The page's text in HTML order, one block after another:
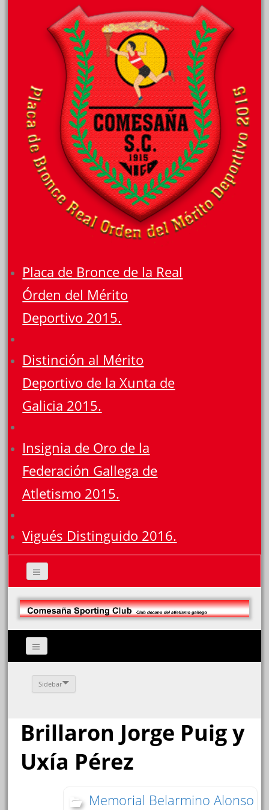
Placa de Bronce de la Real
Órden del Mérito
Deportivo 2015.
Distinción al Mérito
Deportivo de la Xunta de
Galicia 2015.
Insignia de Oro de la
Federación Gallega de
Atletismo 2015.
Vigués Distinguido 2016.
Sidebar
Brillaron Jorge Puig y
Uxía Pérez
Memorial Belarmino Alonso